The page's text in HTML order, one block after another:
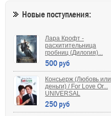
Новые поступления:
Лара Крофт -
расхитительница
гробниц (Дилогия)...
500 руб
Консьерж (Любовь или
деньги) / For Love Or...
UNIVERSAL
250 руб